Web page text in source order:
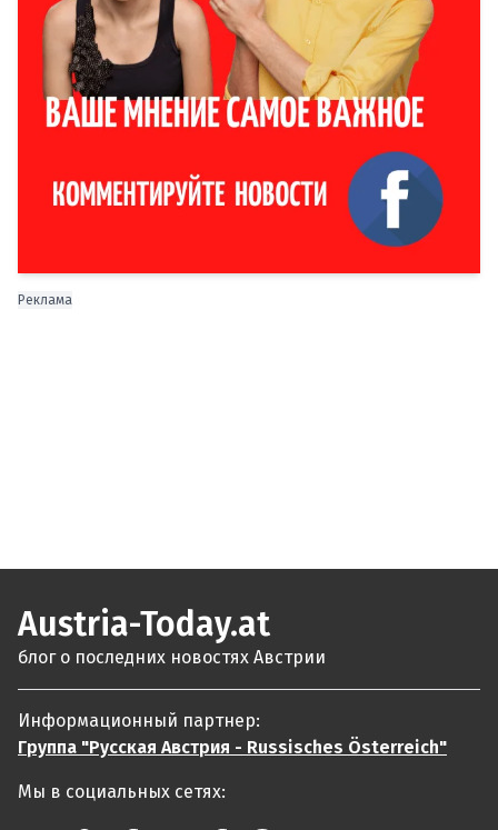
Реклама
Austria-Today.at
блог о последних новостях Австрии
Информационный партнер:
Группа "Русская Австрия - Russisches Österreich"
Мы в социальных сетях: